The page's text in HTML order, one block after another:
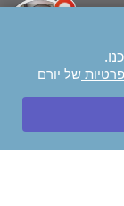
קבלת קהל
של יורם